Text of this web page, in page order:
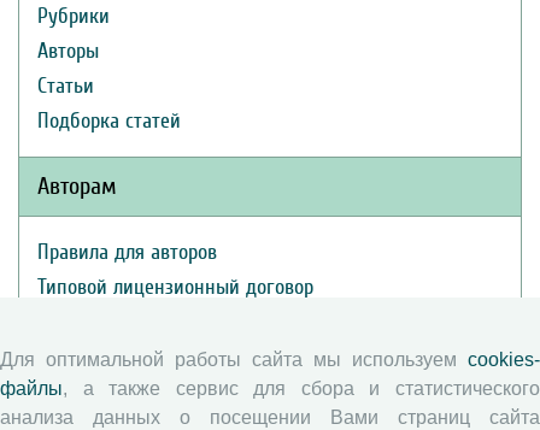
Рубрики
Авторы
Статьи
Подборка статей
Авторам
Правила для авторов
Типовой лицензионный договор
Согласие на обработку персональных данных
Авторские права
Для оптимальной работы сайта мы используем cookies-
файлы, а также сервис для сбора и статистического
анализа данных о посещении Вами страниц сайта